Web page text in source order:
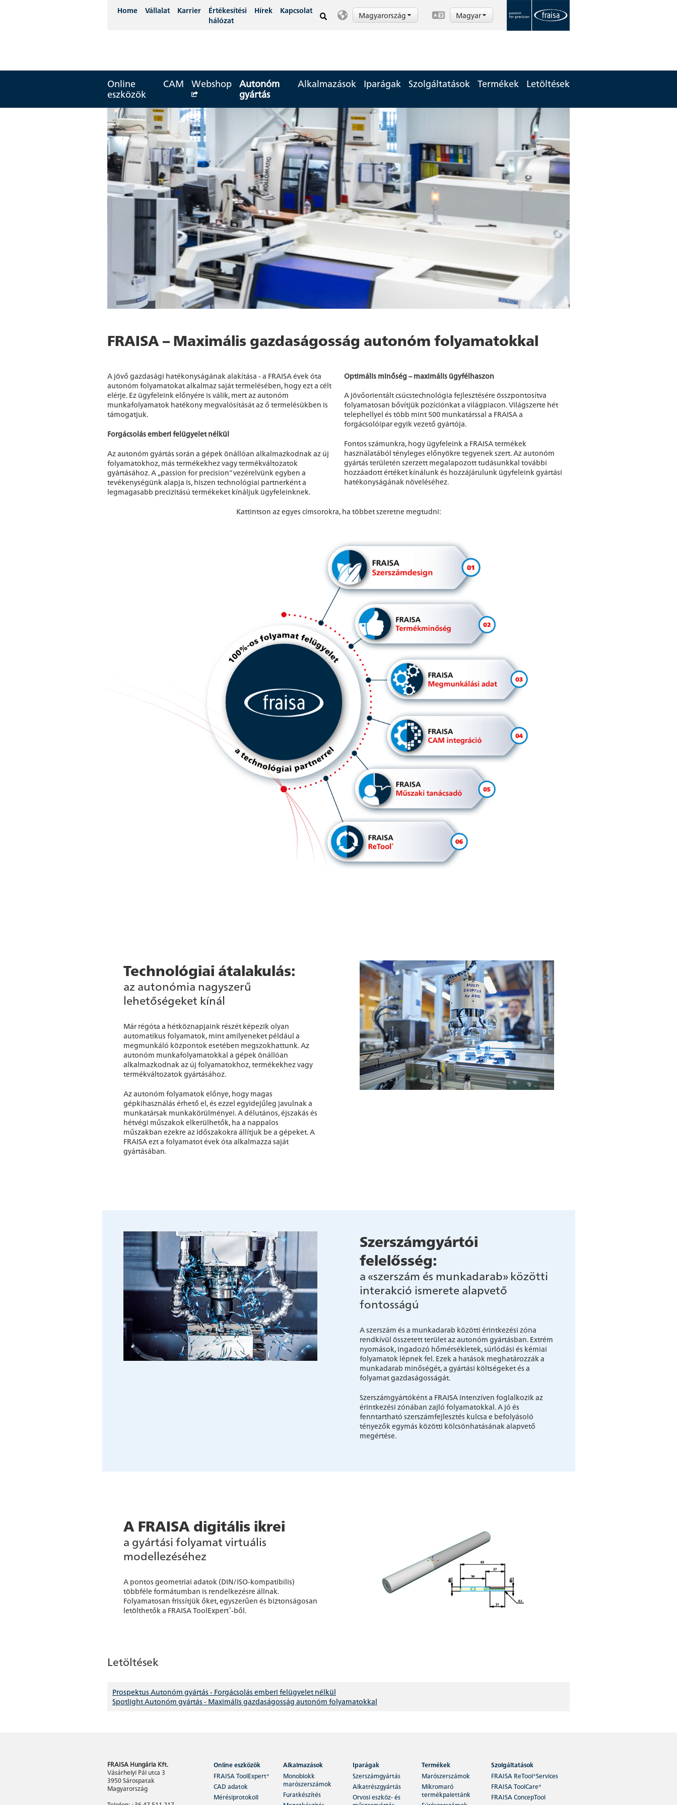
Home Vállalat Karrier
Értékesítési
hálózat
Hírek Kapcsolat Magyarország Magyar
Online
eszközök
CAM Webshop
Autonóm
gyártás
Alkalmazások Iparágak Szolgáltatások Termékek Letöltések
FRAISA – Maximális gazdaságosság autonóm folyamatokkal
A jövő gazdasági hatékonyságának alakítása - a FRAISA évek óta
autonóm folyamatokat alkalmaz saját termelésében, hogy ezt a célt
elérje. Ez ügyfeleink előnyére is válik, mert az autonóm
munkafolyamatok hatékony megvalósítását az ő termelésükben is
támogatjuk.
Forgácsolás emberi felügyelet nélkül
Az autonóm gyártás során a gépek önállóan alkalmazkodnak az új
folyamatokhoz, más termékekhez vagy termékváltozatok
gyártásához. A „passion for precision” vezérelvünk egyben a
tevékenységünk alapja is, hiszen technológiai partnerként a
legmagasabb precizitású termékeket kínáljuk ügyfeleinknek.
Optimális minőség – maximális ügyfélhaszon
A jövőorientált csúcstechnológia fejlesztésére összpontosítva
folyamatosan bővítjük pozíciónkat a világpiacon. Világszerte hét
telephellyel és több mint 500 munkatárssal a FRAISA a
forgácsolóipar egyik vezető gyártója.
Fontos számunkra, hogy ügyfeleink a FRAISA termékek
használatából tényleges előnyökre tegyenek szert. Az autonóm
gyártás területén szerzett megalapozott tudásunkkal további
hozzáadott értéket kínálunk és hozzájárulunk ügyfeleink gyártási
hatékonyságának növeléséhez.
Kattintson az egyes címsorokra, ha többet szeretne megtudni:
Technológiai átalakulás:
az autonómia nagyszerű
lehetőségeket kínál
Már régóta a hétköznapjaink részét képezik olyan
automatikus folyamatok, mint amilyeneket például a
megmunkáló központok esetében megszokhattunk. Az
autonóm munkafolyamatokkal a gépek önállóan
alkalmazkodnak az új folyamatokhoz, termékekhez vagy
termékváltozatok gyártásához.
Az autonóm folyamatok előnye, hogy magas
gépkihasználás érhető el, és ezzel egyidejűleg javulnak a
munkatársak munkakörülményei. A délutános, éjszakás és
hétvégi műszakok elkerülhetők, ha a nappalos
műszakban ezekre az időszakokra állítjuk be a gépeket. A
FRAISA ezt a folyamatot évek óta alkalmazza saját
gyártásában.
Szerszámgyártói
felelősség:
a «szerszám és munkadarab» közötti
interakció ismerete alapvető
fontosságú
A szerszám és a munkadarab közötti érintkezési zóna
rendkívül összetett terület az autonóm gyártásban. Extrém
nyomások, ingadozó hőmérsékletek, súrlódási és kémiai
folyamatok lépnek fel. Ezek a hatások meghatározzák a
munkadarab minőségét, a gyártási költségeket és a
folyamat gazdaságosságát.
Szerszámgyártóként a FRAISA intenzíven foglalkozik az
érintkezési zónában zajló folyamatokkal. A jó és
fenntartható szerszámfejlesztés kulcsa e befolyásoló
tényezők egymás közötti kölcsönhatásának alapvető
megértése.
A FRAISA digitális ikrei
a gyártási folyamat virtuális
modellezéséhez
A pontos geometriai adatok (DIN/ISO-kompatibilis)
többféle formátumban is rendelkezésre állnak.
Folyamatosan frissítjük őket, egyszerűen és biztonságosan
letölthetők a FRAISA ToolExpert®-ből.
Letöltések
Prospektus Autonóm gyártás - Forgácsolás emberi felügyelet nélkül
Spotlight Autonóm gyártás - Maximális gazdaságosság autonóm folyamatokkal
FRAISA Hungária Kft.
Vásárhelyi Pál utca 3
3950 Sárospatak
Magyarország
Online eszközök
FRAISA ToolExpert®
CAD adatok
Mérésiprotokoll
Alkalmazások
Monoblokk
marószerszámok
Furatkészítés
Iparágak
Szerszámgyártás
Alkatrészgyártás
Orvosi eszköz- és
Termékek
Marószerszámok
Mikromaró
termékpalettánk
Szolgáltatások
FRAISA ReTool®Services
FRAISA ToolCare®
FRAISA ConcepTool